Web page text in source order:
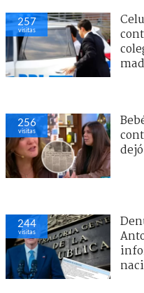
257
visitas
256
visitas
244
visitas